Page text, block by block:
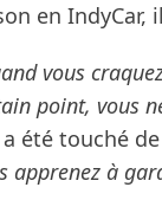
en
vous
point, vous
été touché
apprenez à